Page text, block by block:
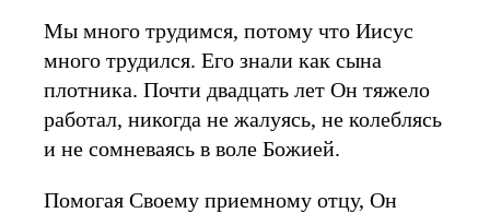
Мы много трудимся, потому что Иисус
много трудился. Его знали как сына
плотника. Почти двадцать лет Он тяжело
работал, никогда не жалуясь, не колеблясь
и не сомневаясь в воле Божией.
Помогая Своему приемному отцу, Он